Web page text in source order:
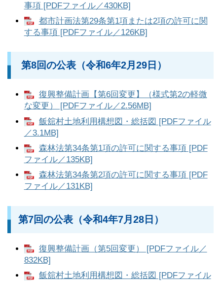
事項 [PDFファイル／430KB]
都市計画法第29条第1項または2項の許可に関
する事項 [PDFファイル／126KB]
第8回の公表（令和6年2月29日）
復興整備計画【第6回変更】（様式第2の軽微
な変更） [PDFファイル／2.56MB]
飯舘村土地利用構想図・総括図 [PDFファイル
／3.1MB]
森林法第34条第1項の許可に関する事項 [PDF
ファイル／135KB]
森林法第34条第2項の許可に関する事項 [PDF
ファイル／131KB]
第7回の公表（令和4年7月28日）
復興整備計画（第5回変更） [PDFファイル／
832KB]
飯舘村土地利用構想図・総括図 [PDFファイル